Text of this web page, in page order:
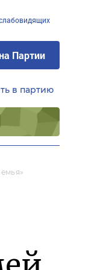
Партии
в партию